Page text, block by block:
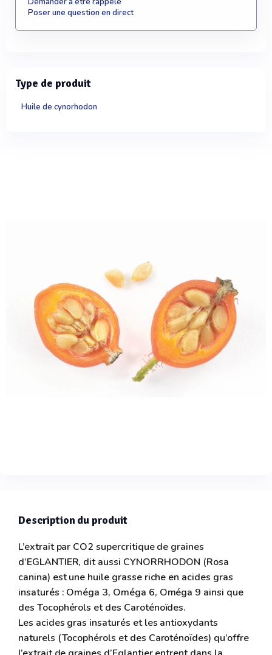
Description du produit
L’extrait par CO2 supercritique de graines
d’EGLANTIER, dit aussi CYNORRHODON (Rosa
canina) est une huile grasse riche en acides gras
insaturés : Oméga 3, Oméga 6, Oméga 9 ainsi que
des Tocophérols et des Caroténoïdes.
Les acides gras insaturés et les antioxydants
naturels (Tocophérols et des Caroténoïdes) qu’offre
Poser une question en direct
Type de produit
Huile de cynorhodon